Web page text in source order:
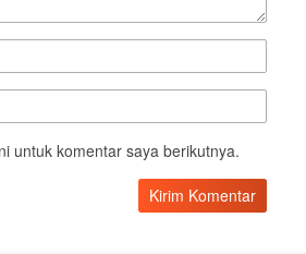
untuk komentar saya berikutnya.